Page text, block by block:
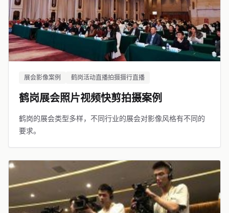
展会影像案例 鹤岗活动直播拍摄摄行直播
鹤岗展会照片视频快剪拍摄案例
鹤岗的展会类型多样，不同行业的展会对影像风格有不同的
要求。